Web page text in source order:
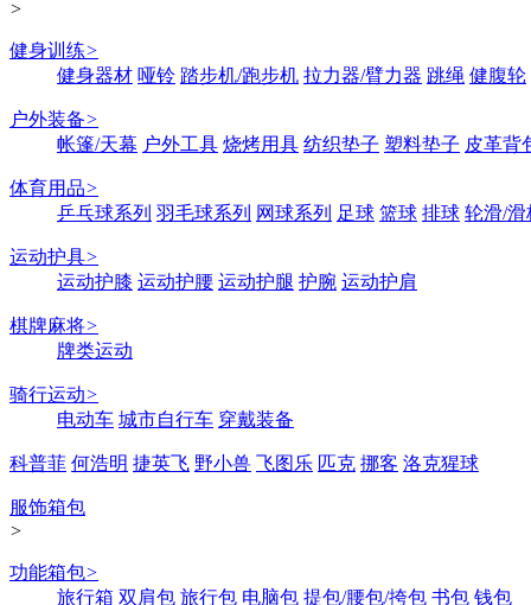
>
健身训练>
健身器材 哑铃 踏步机/跑步机 拉力器/臂力器 跳绳 健腹轮
户外装备>
帐篷/天幕 户外工具 烧烤用具 纺织垫子 塑料垫子 皮革背
体育用品>
乒乓球系列 羽毛球系列 网球系列 足球 篮球 排球 轮滑/滑
运动护具>
运动护膝 运动护腰 运动护腿 护腕 运动护肩
棋牌麻将>
牌类运动
骑行运动>
电动车 城市自行车 穿戴装备
科普菲 何浩明 捷英飞 野小兽 飞图乐 匹克 挪客 洛克猩球
服饰箱包
>
功能箱包>
旅行箱 双肩包 旅行包 电脑包 提包/腰包/挎包 书包 钱包